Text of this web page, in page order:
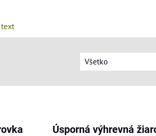
Všetko
Úsporná výhrevná